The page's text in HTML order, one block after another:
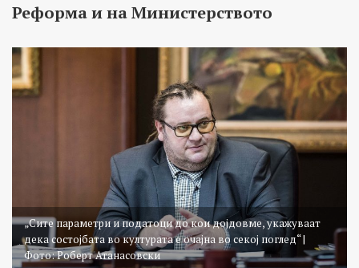
Реформа и на Министерството
„Сите параметри и податоци до кои дојдовме, укажуваат
дека состојбата во културата е очајна во секој поглед“ |
Фото: Роберт Атанасовски